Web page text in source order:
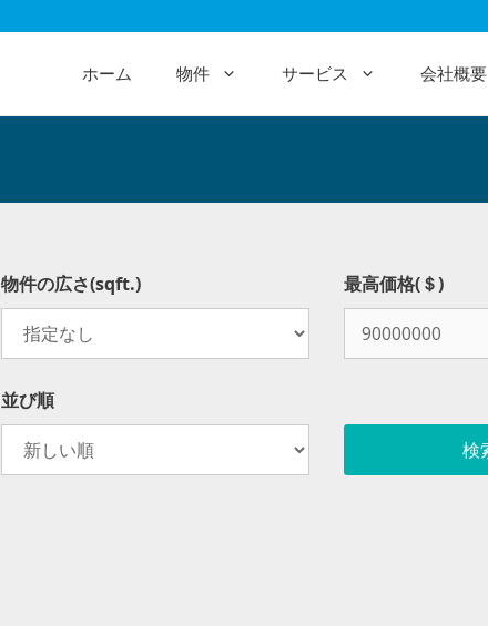
ホーム 物件 サービス 会社概要
物件の広さ(sqft.) 最高価格(＄)
並び順